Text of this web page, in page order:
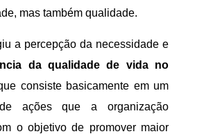
mas também qualidade.
a percepção da necessidade e
da qualidade de vida no
consiste basicamente em um
ações que a organização
o objetivo de promover maior